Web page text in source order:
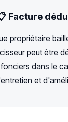
Facture
propriétaire
peut être
dans le
et